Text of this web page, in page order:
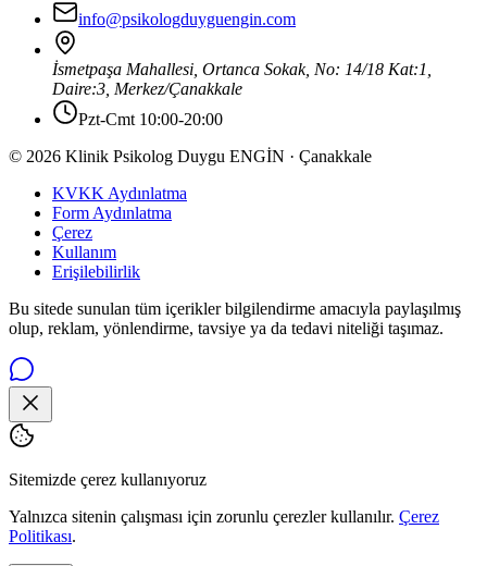
info@psikologduyguengin.com
İsmetpaşa Mahallesi, Ortanca Sokak, No: 14/18 Kat:1,
Daire:3 Merkez/Çanakkale
Pzt-Cmt 10:00-20:00
© 2026 Klinik Psikolog Duygu ENGİN · Çanakkale
KVKK Aydınlatma
Form Aydınlatma
Çerez
Kullanım
Erişilebilirlik
Bu sitede sunulan tüm içerikler bilgilendirme amacıyla paylaşılmış
olup, reklam, yönlendirme, tavsiye ya da tedavi niteliği taşımaz.
Sitemizde çerez kullanıyoruz
Yalnızca sitenin çalışması için zorunlu çerezler kullanılır. Çerez
Politikası.